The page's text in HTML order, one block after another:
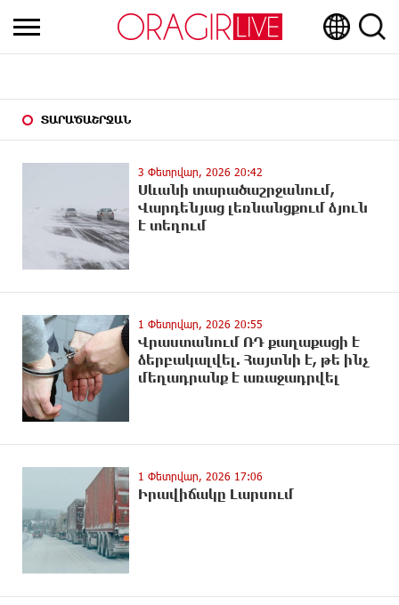
ՏԱՐԱԾԱՇՐՋԱՆ
3 Փետրվար, 2026 20:42
Սևանի տարածաշրջանում,
Վարդենյաց լեռնանցքում ձյուն
է տեղում
1 Փետրվար, 2026 20:55
Վրաստանում ՌԴ քաղաքացի է
ձերբակալվել. Հայտնի է, թե ինչ
մեղադրանք է առաջադրվել
1 Փետրվար, 2026 17:06
Իրավիճակը Լարսում